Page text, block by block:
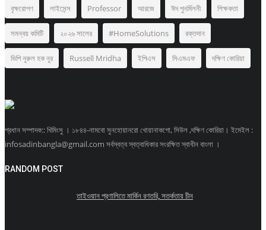
বৃক্ষরোপণ লাইসেন্স Professor আরজে ঈদ পুনর্মিলনী শিক্ষকতা
সমন্বয় কমিটি ২০২৬ সালের #HomeSolutions রক্তদান
ভিপি নুরুল হক নুর Russell Mridha ইপিএস সিএমএফ দক্ষিণ কোরিয়া
প্রধান সম্পাদক:: খিমিংসু । ১৮৪৪-নামবো সুনহোয়ানরো খোয়ানাকগো, সিউল ,দক্ষিণ কোরিয়া। ইমেইল :
infosadinbangla@gmail.com সর্বস্বত্ব স্বত্বাধিকার সংরক্ষিত স্বাধীন বাংলা ।
RANDOM POST
তাইওয়ান প্রণালিতে মার্কিন রণতরি, সতর্কতায় চীন